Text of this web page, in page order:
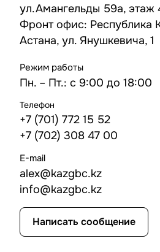
ул.Амангельды 59а, этаж
Фронт офис: Республика
Астана, ул. Янушкевича, 1
Режим работы
Пн. – Пт.: с 9:00 до 18:00
Телефон
+7 (701) 772 15 52
+7 (702) 308 47 00
E-mail
alex@kazgbc.kz
info@kazgbc.kz
Написать сообщение